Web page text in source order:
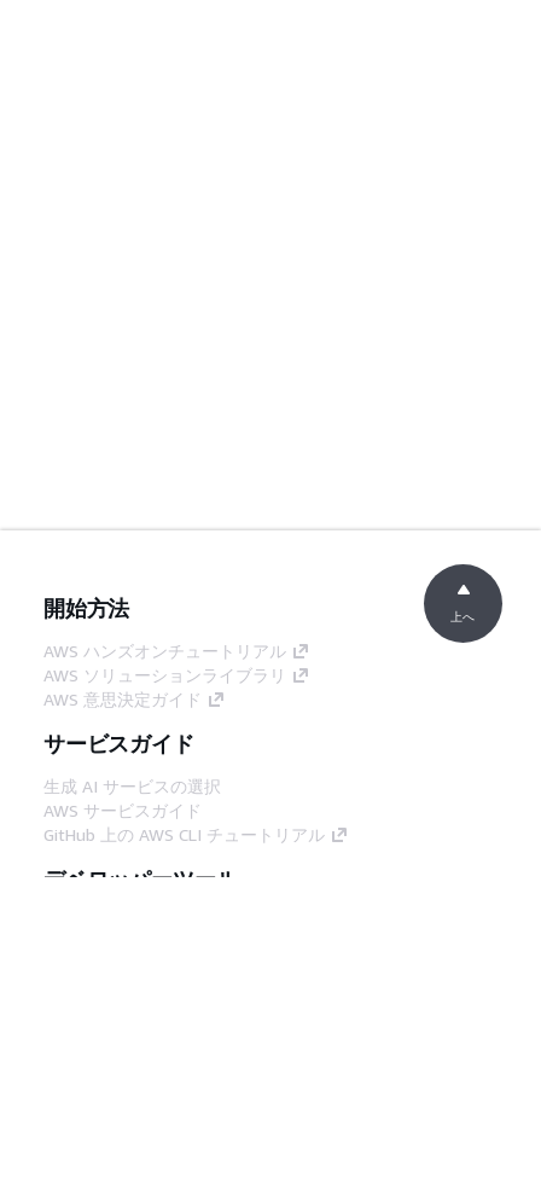
開始方法
AWS ハンズオンチュートリアル
AWS ソリューションライブラリ
AWS 意思決定ガイド
サービスガイド
生成 AI サービスの選択
AWS サービスガイド
GitHub 上の AWS CLI チュートリアル
デベロッパーツール
上へ